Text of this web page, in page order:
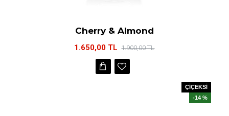
Cherry & Almond
1.650,00 TL 1.900,00 TL
ÇİÇEKSİ
-14 %